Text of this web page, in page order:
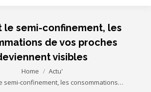
le semi-confinement, les
de vos proches
visibles
Home
Actu'
semi-confinement, les consommations…